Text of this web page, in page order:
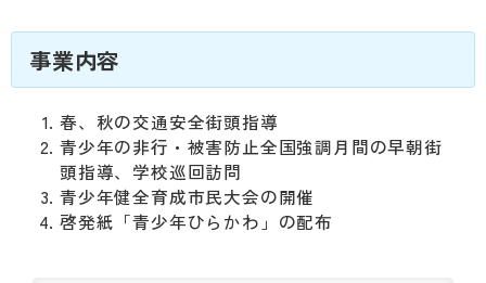
事業内容
春、秋の交通安全街頭指導
青少年の非行・被害防止全国強調月間の早朝街
頭指導、学校巡回訪問
青少年健全育成市民大会の開催
啓発紙「青少年ひらかわ」の配布